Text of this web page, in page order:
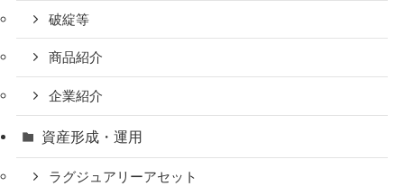
破綻等
商品紹介
企業紹介
資産形成・運用
ラグジュアリーアセット